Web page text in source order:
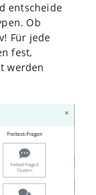
entscheide
Ob
Für jede
fest,
werden